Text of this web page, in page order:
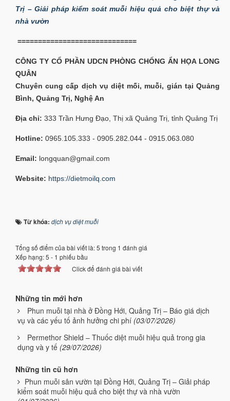
Trị – Giải pháp kiểm soát muỗi hiệu quả cho biệt thự và
nhà vườn
=============================
CÔNG TY CỔ PHẦN UDCN PHÒNG CHỐNG ẨN HỌA LONG
QUÂN
Chuyên cung cấp dịch vụ diệt mối, muỗi, gián tại Quảng
Bình, Quảng Trị, Nghệ An
Địa chỉ: 333 Trần Hưng Đạo, Thị xã Quảng Trị, tỉnh Quảng Trị
Hotline: 0965.105.333 - 0905.282.044 - 0915.063.080
Email: longquan@gmail.com
Website: https://dietmoilq.com
Từ khóa: dịch vụ diệt muỗi
Tổng số điểm của bài viết là: 5 trong 1 đánh giá
Xếp hạng:5 - 1 phiếu bầu
Click để đánh giá bài viết
Những tin mới hơn
Phun muỗi tại nhà ở Đồng Hới, Quảng Trị – Báo giá dịch
vụ và các yếu tố ảnh hưởng chi phí (03/07/2026)
Permethor Shield – Thuốc diệt muỗi hiệu quả trong gia
dụng và y tế (29/07/2026)
Những tin cũ hơn
Phun muỗi sân vườn tại Đồng Hới, Quảng Trị – Giải pháp
kiểm soát muỗi hiệu quả cho biệt thự và nhà vườn